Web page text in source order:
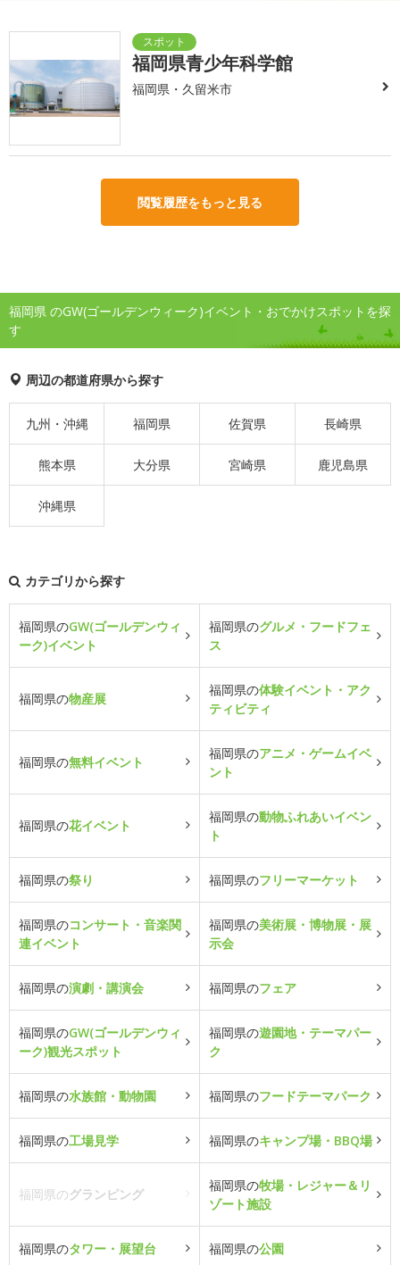
福岡県青少年科学館
福岡県・久留米市
閲覧履歴をもっと見る
福岡県 のGW(ゴールデンウィーク)イベント・おでかけスポットを探
す
周辺の都道府県から探す
九州・沖縄 福岡県 佐賀県 長崎県
熊本県 大分県 宮崎県 鹿児島県
沖縄県
カテゴリから探す
福岡県のGW(ゴールデンウィ
ーク)イベント
福岡県のグルメ・フードフェ
ス
福岡県の物産展
福岡県の体験イベント・アク
ティビティ
福岡県の無料イベント
福岡県のアニメ・ゲームイベ
ント
福岡県の花イベント
福岡県の動物ふれあいイベン
ト
福岡県の祭り 福岡県のフリーマーケット
福岡県のコンサート・音楽関
連イベント
福岡県の美術展・博物展・展
示会
福岡県の演劇・講演会 福岡県のフェア
福岡県のGW(ゴールデンウィ
ーク)観光スポット
福岡県の遊園地・テーマパー
ク
福岡県の水族館・動物園 福岡県のフードテーマパーク
福岡県の工場見学 福岡県のキャンプ場・BBQ場
福岡県のグランピング
福岡県の牧場・レジャー＆リ
ゾート施設
福岡県のタワー・展望台 福岡県の公園